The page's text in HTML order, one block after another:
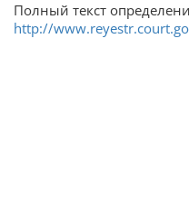
Полный текст
http://